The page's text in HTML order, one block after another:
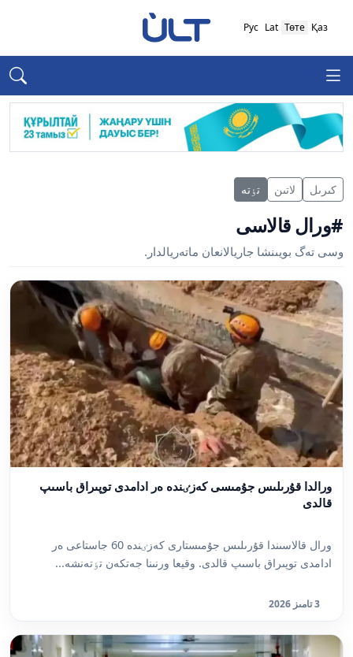
Қаз
Төте
Lat
Рус
كىرىل لاتىن تٶتە
#ورال قالاسى
وسى تەگ بويىنشا جاريالانعان ماتەريالدار.
ورالدا قۇرىلىس جۇمىسى كەزٸندە ەر ادامدى توپىراق باسىپ
قالدى
ورال قالاسىندا قۇرىلىس جۇمىستارى كەزٸندە 60 جاستاعى ەر
ادامدى توپىراق باسىپ قالدى. وقيعا ورنىنا جەتكەن تٶتەنشە...
3 تامىز 2026